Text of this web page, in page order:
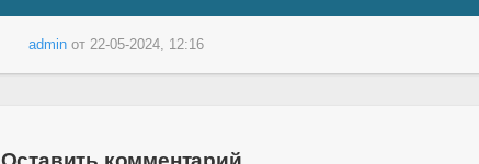
adminот 22-05-2024, 12:16